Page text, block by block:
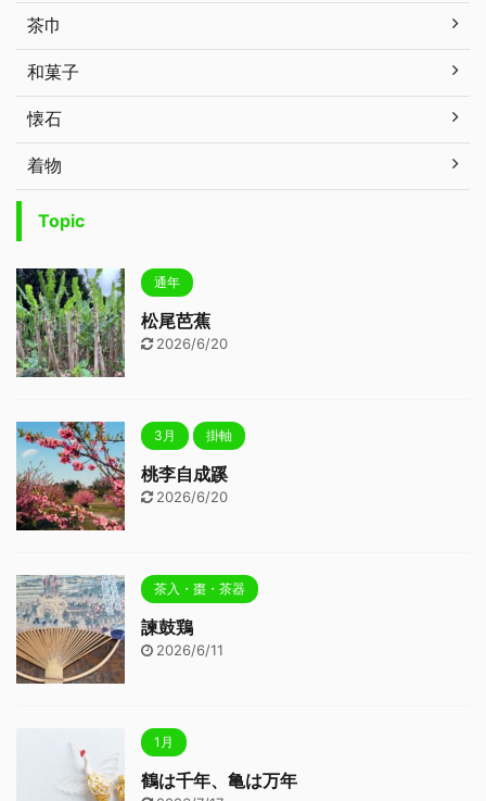
茶巾
和菓子
懐石
着物
Topic
通年
松尾芭蕉
2026/6/20
3月 掛軸
桃李自成蹊
2026/6/20
茶入・棗・茶器
諫鼓鶏
2026/6/11
1月
鶴は千年、亀は万年